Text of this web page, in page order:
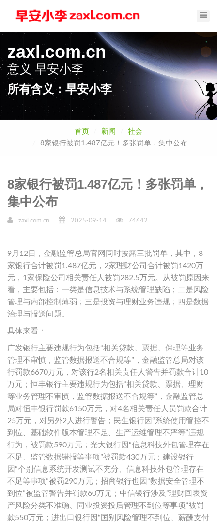
zaxl.com.cn
意义
早安小李
所有含义：早安小李
首页 新闻
社会
8家银行被罚1.487亿元！多张罚单，集中公布
8家银行被罚1.487亿元！多张罚单，
集中公布
zaxl.com.cn 2025-09-14 74642
9月12日，金融监管总局官网同时披露三批罚单，其中，8
家银行合计被罚1.487亿元，2家理财公司合计被罚1420万
元，1家保险公司相关责任人被罚282.5万元。从被罚原因来
看，主要包括：一类是信息技术与系统管理缺陷；二是风险
管理与内部控制薄弱；三是投资与理财业务违规；四是数据
治理与报送问题。
具体来看：
广发银行主要违规行为包括“相关贷款、票据、保理等业务
管理不审慎，监管数据报送不合规等”，金融监管总局对该
行罚款6670万元，对该行2名相关责任人警告并罚款合计10
万元；恒丰银行主要违规行为包括“相关贷款、票据、理财
等业务管理不审慎，监管数据报送不合规等”，金融监管总
局对恒丰银行罚款6150万元，对4名相关责任人员罚款合计
25万元，对另外2人进行警告；民生银行因“系统使用管控不
到位、基础软件版本管理不足、生产运维管理不严等”违规
行为，被罚款590万元；光大银行因“信息科技外包管理存在
不足、监管数据错报等事项”被罚款430万元；建设银行
因“个别信息系统开发测试不充分、信息科技外包管理存在
不足等事项”被罚290万元；招商银行也因“数据安全管理不
到位”被监管警告并罚款60万元；中信银行涉及“理财回表资
产风险分类不准确、同业投资投后管理不到位等事项”被罚
款550万元；进出口银行因“国别风险管理不到位、薪酬支付